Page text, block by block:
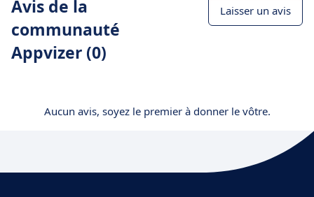
Avis de la
communauté
Appvizer (0)
Laisser un avis
Aucun avis, soyez le premier à donner le vôtre.